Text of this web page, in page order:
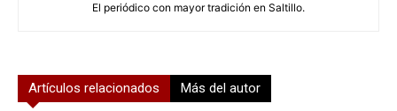
El periódico con mayor tradición en Saltillo.
Artículos relacionados Más del autor